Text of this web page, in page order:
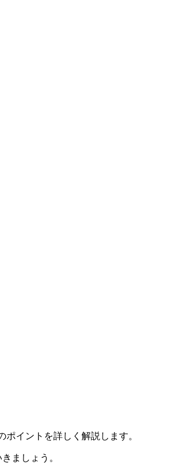
イントを詳しく解説します。
ましょう。